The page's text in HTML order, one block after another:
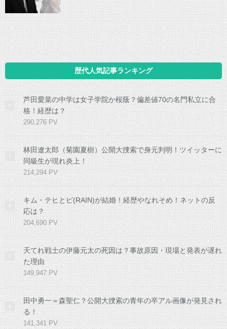
歴代人気記事ランキング
芦田愛菜の中学は女子学院か桜蔭？偏差値70の名門私立に合
格！経歴は？
290,276 PV
林田遼太郎（菊園夏樹）公開大捜索で身元判明！ツイッターに
同級生が現れ炎上！
214,294 PV
キム・テヒとピ(RAIN)が結婚！経歴やなれそめ！ネットの反
応は？
204,690 PV
天てれ戦士の伊藤元太の死因は？事故原因・現場と発表が遅れ
た理由
149,947 PV
田中勇一＝森聖仁？公開大捜索の青年の卒アル画像が発見され
る！
141,341 PV